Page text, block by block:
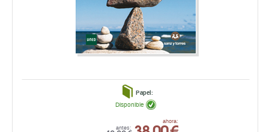
Papel:
antes:
ahora:
Disponible